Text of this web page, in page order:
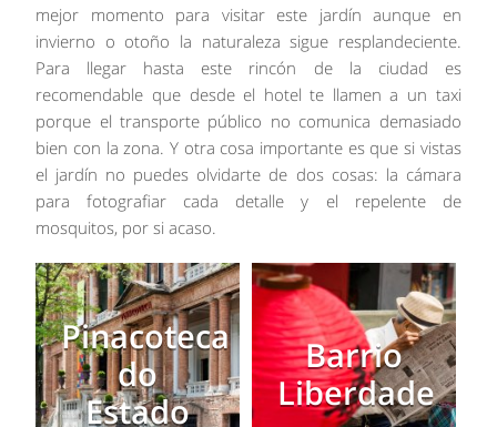
mejor momento para visitar este jardín aunque en
invierno o otoño la naturaleza sigue resplandeciente.
Para llegar hasta este rincón de la ciudad es
recomendable que desde el hotel te llamen a un taxi
porque el transporte público no comunica demasiado
bien con la zona. Y otra cosa importante es que si vistas
el jardín no puedes olvidarte de dos cosas: la cámara
para fotografiar cada detalle y el repelente de
mosquitos, por si acaso.
Pinacoteca
do
Estado
Barrio
Liberdade